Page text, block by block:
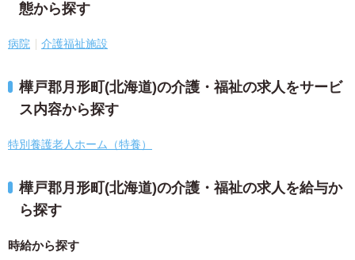
態から探す
病院 介護福祉施設
樺戸郡月形町(北海道)の介護・福祉の求人をサービ
ス内容から探す
特別養護老人ホーム（特養）
樺戸郡月形町(北海道)の介護・福祉の求人を給与か
ら探す
時給から探す